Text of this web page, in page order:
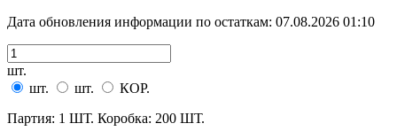
Дата обновления информации по остаткам: 07.08.2026 01:10
шт.
шт.
шт.
КОР.
Партия: 1 ШТ. Коробка: 200 ШТ.